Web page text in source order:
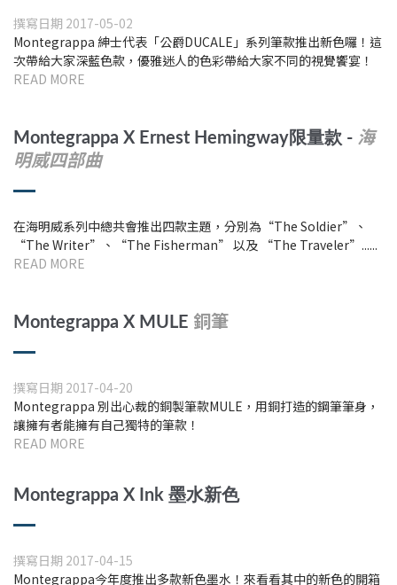
撰寫日期 2017-05-02
Montegrappa 紳士代表「公爵DUCALE」系列筆款推出新色囉！這
次帶給大家深藍色款，優雅迷人的色彩帶給大家不同的視覺饗宴！
READ MORE
Montegrappa X Ernest Hemingway限量款 - 海
明威四部曲
在海明威系列中總共會推出四款主題，分別為“The Soldier”、
“The Writer”、“The Fisherman” 以及 “The Traveler”......
READ MORE
Montegrappa X MULE 銅筆
撰寫日期 2017-04-20
Montegrappa 別出心裁的銅製筆款MULE，用銅打造的鋼筆筆身，
讓擁有者能擁有自己獨特的筆款！
READ MORE
Montegrappa X Ink 墨水新色
撰寫日期 2017-04-15
Montegrappa今年度推出多款新色墨水！來看看其中的新色的開箱